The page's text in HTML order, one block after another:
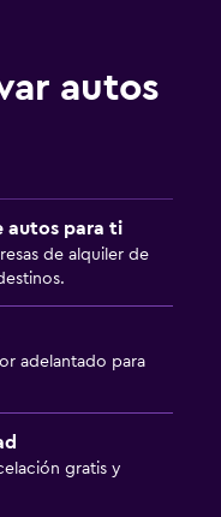
autos
autos para ti
de alquiler de
adelantado para
gratis y